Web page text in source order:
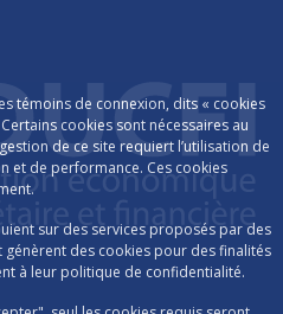
témoins de connexion, dits « cookies
cookies sont nécessaires au
de ce site requiert l’utilisation de
et de performance. Ces cookies
sur des services proposés par des
des cookies pour des finalités
à leur politique de confidentialité.